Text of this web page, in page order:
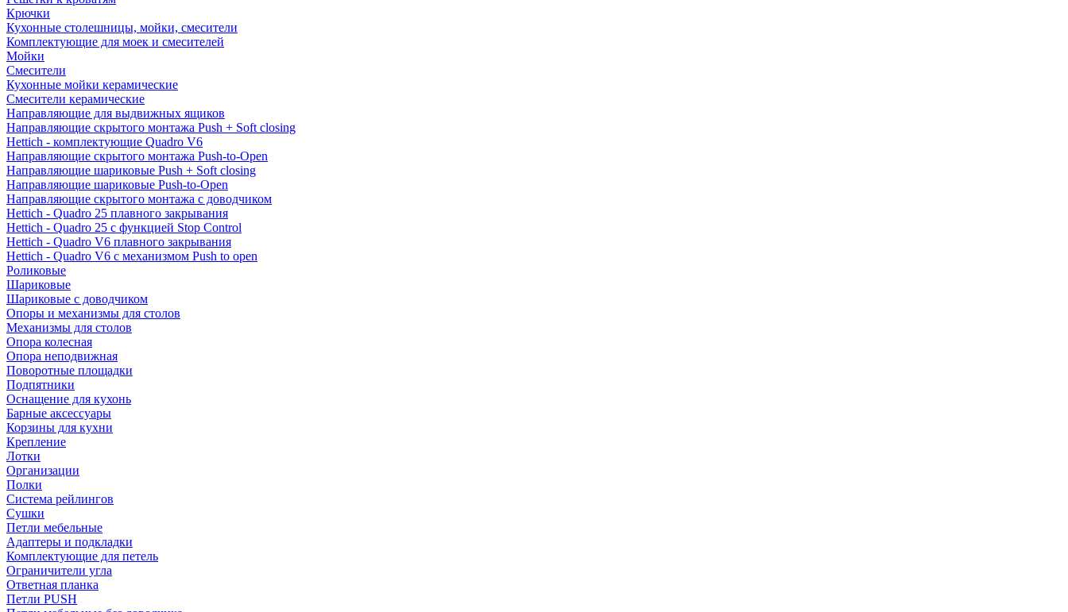
Крючки
Кухонные столешницы, мойки, смесители
Комплектующие для моек и смесителей
Мойки
Смесители
Кухонные мойки керамические
Смесители керамические
Направляющие для выдвижных ящиков
Направляющие скрытого монтажа Push + Soft closing
Hettich - комплектующие Quadro V6
Направляющие скрытого монтажа Push-to-Open
Направляющие шариковые Push + Soft closing
Направляющие шариковые Push-to-Open
Направляющие скрытого монтажа с доводчиком
Hettich - Quadro 25 плавного закрывания
Hettich - Quadro 25 с функцией Stop Control
Hettich - Quadro V6 плавного закрывания
Hettich - Quadro V6 с механизмом Push to open
Роликовые
Шариковые
Шариковые с доводчиком
Опоры и механизмы для столов
Механизмы для столов
Опора колесная
Опора неподвижная
Поворотные площадки
Подпятники
Оснащение для кухонь
Барные аксессуары
Корзины для кухни
Крепление
Лотки
Организации
Полки
Система рейлингов
Сушки
Петли мебельные
Адаптеры и подкладки
Комплектующие для петель
Ограничители угла
Ответная планка
Петли PUSH